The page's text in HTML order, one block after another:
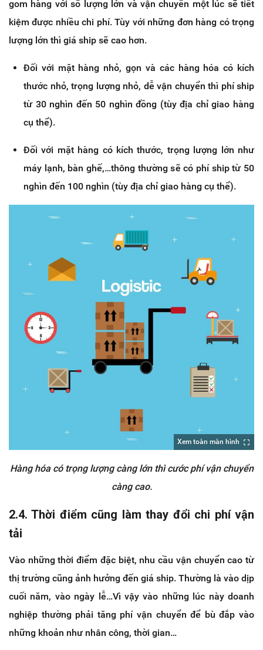
gom hàng với số lượng lớn và vận chuyển một lúc sẽ tiết
kiệm được nhiều chi phí. Tùy với những đơn hàng có trọng
lượng lớn thì giá ship sẽ cao hơn.
Đối với mặt hàng nhỏ, gọn và các hàng hóa có kích
thước nhỏ, trọng lượng nhỏ, dễ vận chuyển thì phí ship
từ 30 nghìn đến 50 nghìn đồng (tùy địa chỉ giao hàng
cụ thể).
Đối với mặt hàng có kích thước, trọng lượng lớn như
máy lạnh, bàn ghế,…thông thường sẽ có phí ship từ 50
nghìn đến 100 nghìn (tùy địa chỉ giao hàng cụ thể).
Xem toàn màn hình
Hàng hóa có trọng lượng càng lớn thì cước phí vận chuyển
càng cao.
2.4. Thời điểm cũng làm thay đổi chi phí vận
tải
Vào những thời điểm đặc biệt, nhu cầu vận chuyển cao từ
thị trường cũng ảnh hưởng đến giá ship. Thường là vào dịp
cuối năm, vào ngày lễ…Vì vậy vào những lúc này doanh
nghiệp thường phải tăng phí vận chuyển để bù đắp vào
những khoản như nhân công, thời gian…